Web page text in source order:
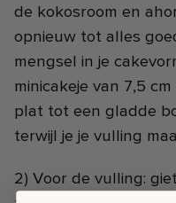
de kokosroom en
opnieuw tot alles
mengsel in je
minicakeje van 7,5
plat tot een gladde
terwijl je je vulling
2) Voor de vulling: